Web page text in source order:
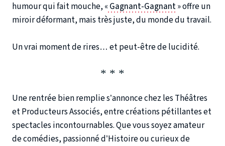
humour qui fait mouche, «Gagnant-Gagnant» offre un
miroir déformant, mais très juste, du monde du travail.
Un vrai moment de rires… et peut-être de lucidité.
Une rentrée bien remplie s’annonce chez les Théâtres
et Producteurs Associés, entre créations pétillantes et
spectacles incontournables. Que vous soyez amateur
de comédies, passionné d’Histoire ou curieux de